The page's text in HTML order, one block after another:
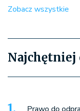
Zobacz wszystkie
Najchętniej